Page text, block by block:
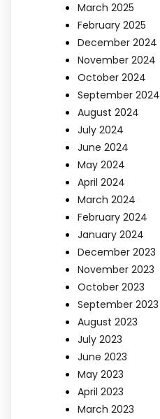
March 2025
February 2025
December 2024
November 2024
October 2024
September 2024
August 2024
July 2024
June 2024
May 2024
April 2024
March 2024
February 2024
January 2024
December 2023
November 2023
October 2023
September 2023
August 2023
July 2023
June 2023
May 2023
April 2023
March 2023